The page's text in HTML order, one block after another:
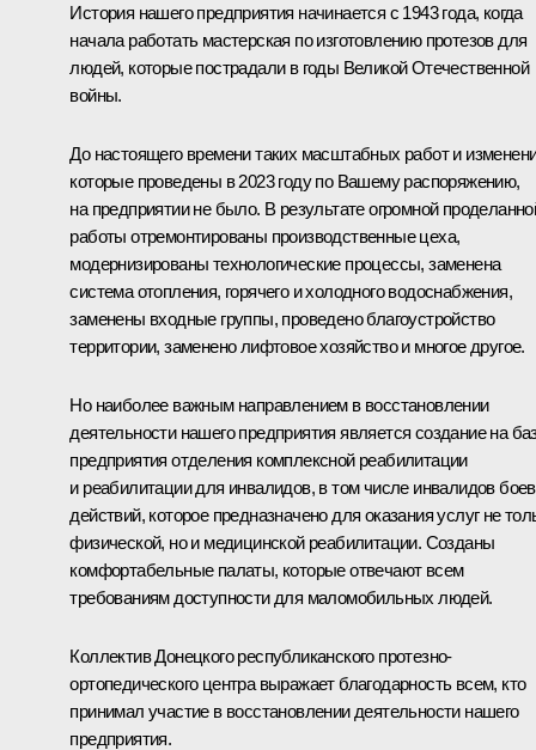
История нашего предприятия начинается с 1943 года, когда
начала работать мастерская по изготовлению протезов для
людей, которые пострадали в годы Великой Отечественной
войны.
До настоящего времени таких масштабных работ и
которые проведены в 2023 году по Вашему распоряжению,
на предприятии не было. В результате огромной
работы отремонтированы производственные цеха,
модернизированы технологические процессы, заменена
система отопления, горячего и холодного водоснабжения,
заменены входные группы, проведено благоустройство
территории, заменено лифтовое хозяйство и многое другое.
Но наиболее важным направлением в восстановлении
деятельности нашего предприятия является создание на
предприятия отделения комплексной реабилитации
и реабилитации для инвалидов, в том числе инвалидов
действий, которое предназначено для оказания услуг не
физической, но и медицинской реабилитации. Созданы
комфортабельные палаты, которые отвечают всем
требованиям доступности для маломобильных людей.
Коллектив Донецкого республиканского протезно-
ортопедического центра выражает благодарность всем, кто
принимал участие в восстановлении деятельности нашего
предприятия.